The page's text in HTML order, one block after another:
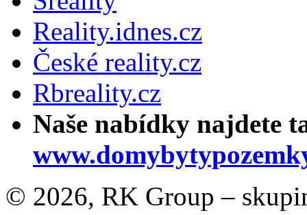
Reality.idnes.cz
České reality.cz
Rbreality.cz
Naše nabídky najdete
© 2026, RK Group –